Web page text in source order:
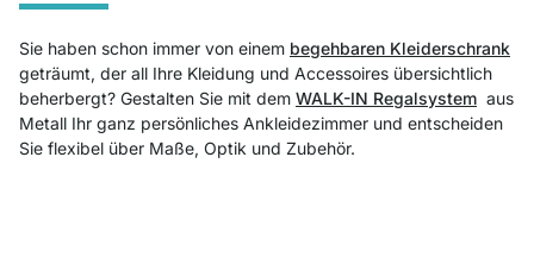
Sie haben schon immer von einem begehbaren Kleiderschrank
geträumt, der all Ihre Kleidung und Accessoires übersichtlich
beherbergt? Gestalten Sie mit dem WALK-IN Regalsystem aus
Metall Ihr ganz persönliches Ankleidezimmer und entscheiden
Sie flexibel über Maße, Optik und Zubehör.